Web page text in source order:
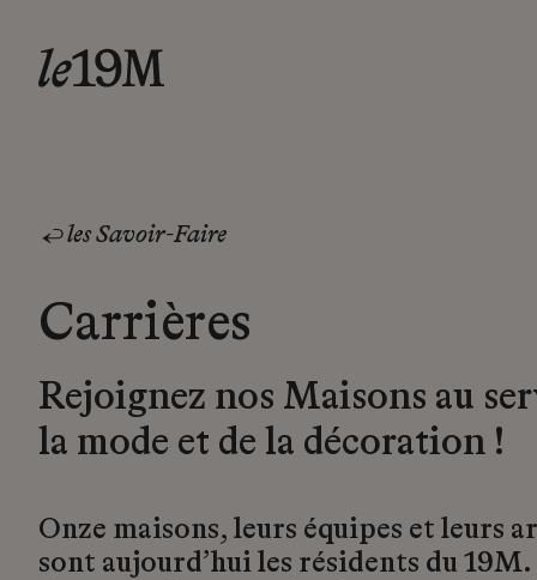
les Savoir-Faire
Carrières
Rejoignez nos Maisons au
la mode et de la décoration !
Onze maisons, leurs équipes et leurs
sont aujourd’hui les résidents du